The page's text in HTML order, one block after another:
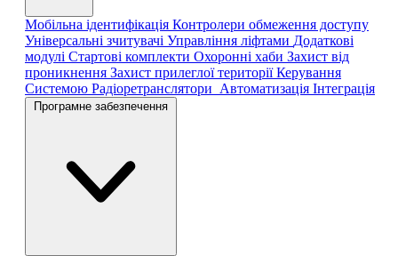
Мобільна ідентифікація Контролери обмеження доступу
Універсальні зчитувачі Управління ліфтами Додаткові
модулі Стартові комплекти Охоронні хаби Захист від
проникнення Захист прилеглої територіїКерування
Системою Радіоретранслятори Автоматизація Інтеграція
Програмне забезпечення